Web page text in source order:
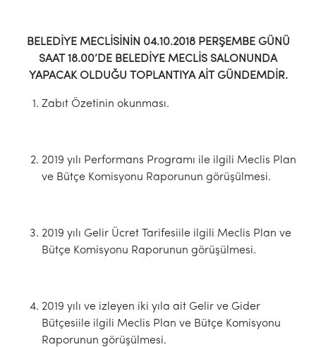
BELEDİYE MECLİSİNİN 04.10.2018 PERŞEMBE GÜNÜ
SAAT 18.00’DE BELEDİYE MECLİS SALONUNDA
YAPACAK OLDUĞU TOPLANTIYA AİT GÜNDEMDİR.
Zabıt Özetinin okunması.
2019 yılı Performans Programı ile ilgili Meclis Plan
ve Bütçe Komisyonu Raporunun görüşülmesi.
2019 yılı Gelir Ücret Tarifesiile ilgili Meclis Plan ve
Bütçe Komisyonu Raporunun görüşülmesi.
2019 yılı ve izleyen iki yıla ait Gelir ve Gider
Bütçesiile ilgili Meclis Plan ve Bütçe Komisyonu
Raporunun görüşülmesi.